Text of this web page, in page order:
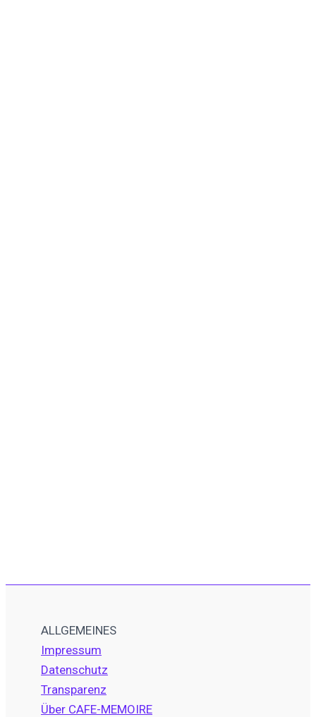
ALLGEMEINES
Impressum
Datenschutz
Transparenz
Über CAFE-MEMOIRE